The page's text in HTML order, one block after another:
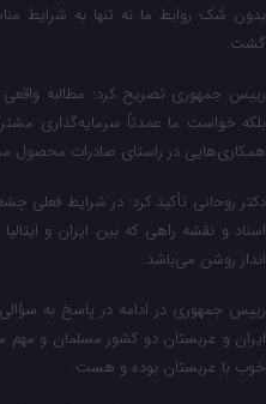
بدون شک روابط ما نه تنها به شرایط
گشت.
رییس‌ جمهوری تصریح کرد: مطالبه
بلکه خواست ما عمدتاً سرمایه‌گذاری
همکاری‌هایی در راستای صادرات محصول
دکتر روحانی تأکید کرد: در شرایط فعلی
اسناد و نقشه راهی که بین ایران و
انداز روشن می‌باشد.
رییس‌ جمهوری در ادامه در پاسخ به سؤالی
ایران و عربستان دو کشور مسلمان و مهم
خوب با عربستان بوده و هست.